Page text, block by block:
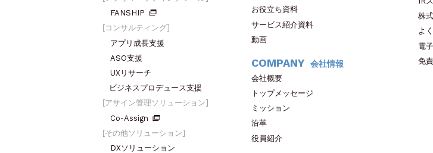
FANSHIP
コンサルティング
アプリ成長支援
ASO支援
UXリサーチ
ビジネスプロデュース支援
アサイン管理ソリューション
Co-Assign
その他ソリューション
DXソリューション
お役立ち資料
サービス紹介資料
動画
COMPANY 会社情報
会社概要
トップメッセージ
ミッション
沿革
役員紹介
株
よ
電
免